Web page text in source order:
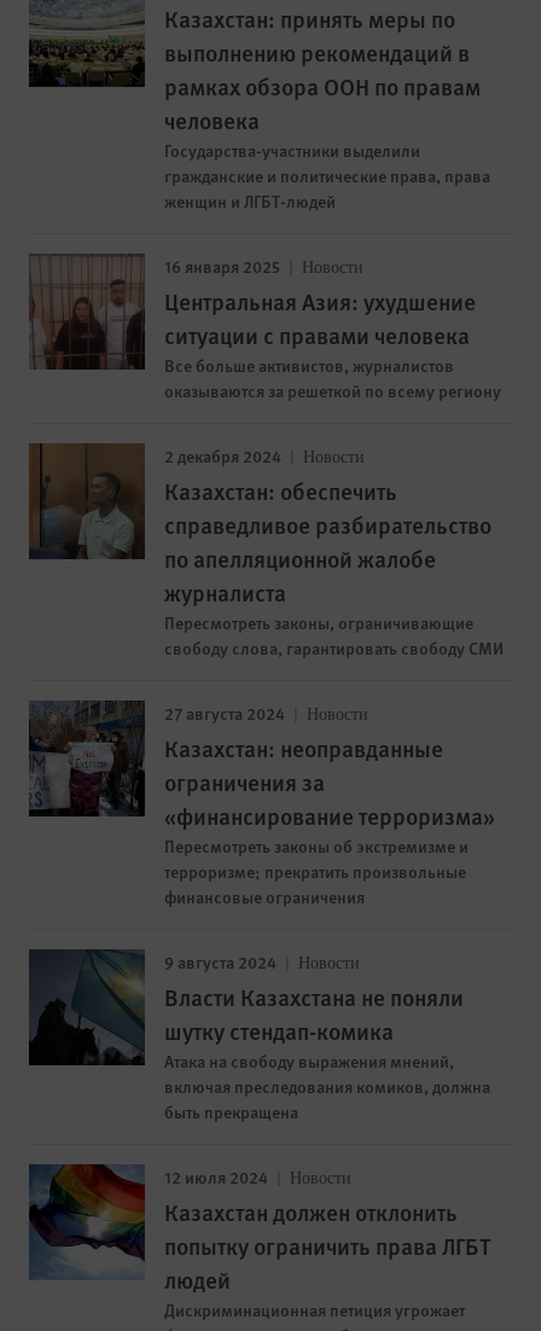
Казахстан: принять меры по
выполнению рекомендаций в
рамках обзора ООН по правам
человека
Государства-участники выделили
гражданские и политические права, права
женщин и ЛГБТ-людей
16 января 2025 Новости
Центральная Азия: ухудшение
ситуации с правами человека
Все больше активистов, журналистов
оказываются за решеткой по всему региону
2 декабря 2024 Новости
Казахстан: обеспечить
справедливое разбирательство
по апелляционной жалобе
журналиста
Пересмотреть законы, ограничивающие
свободу слова, гарантировать свободу СМИ
27 августа 2024 Новости
Казахстан: неоправданные
ограничения за
«финансирование терроризма»
Пересмотреть законы об экстремизме и
терроризме; прекратить произвольные
финансовые ограничения
9 августа 2024 Новости
Власти Казахстана не поняли
шутку стендап-комика
Атака на свободу выражения мнений,
включая преследования комиков, должна
быть прекращена
12 июля 2024 Новости
Казахстан должен отклонить
попытку ограничить права ЛГБТ
людей
Дискриминационная петиция угрожает